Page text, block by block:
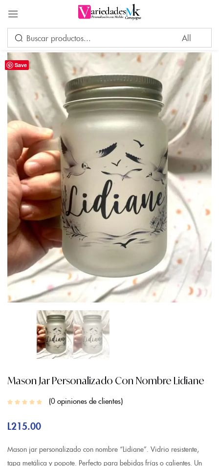
Save
Mason Jar Personalizado Con Nombre Lidiane
0opiniones de clientes
L215.00
Mason jar personalizado con nombre “Lidiane”. Vidrio resistente,
tapa metálica y popote. Perfecto para bebidas frías o calientes. Un
Acceder
Por favor, introduce una respuesta en dígitos:
ocho + 15 =
Recuérdame ¿Ha perdido su contraseña?
INICIAR SESIÓN
CREAR UNA CUENTA